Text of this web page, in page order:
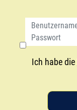
Ich habe die